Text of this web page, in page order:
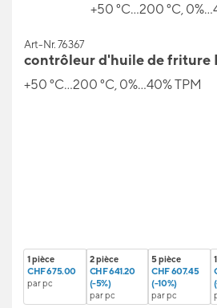
+50 °C...200 °C,
Art-Nr. 76367
contrôleur d'huile de friture
+50 °C...200 °C, 0%...40% TPM
1 pièce
CHF 675.00
par pc
2 pièce
CHF 641.20
(-5%)
par pc
5 pièce
CHF 607.45
(-10%)
par pc